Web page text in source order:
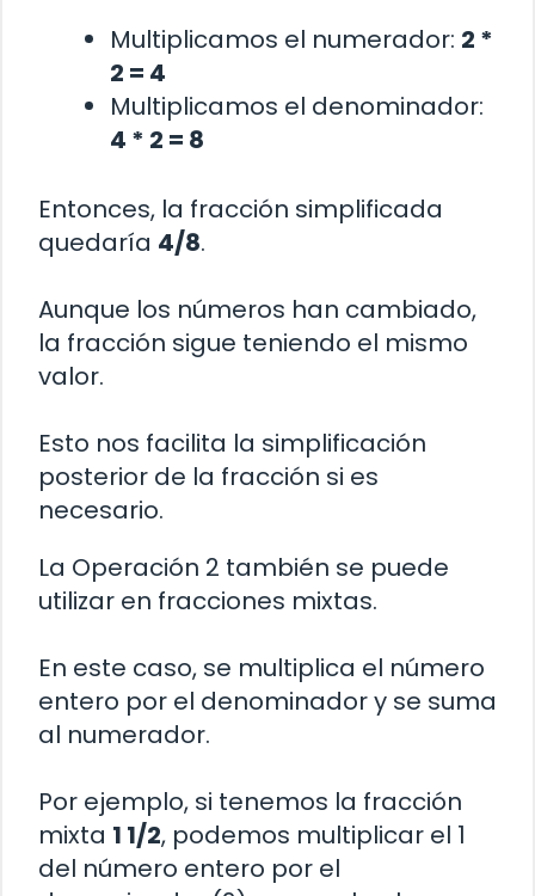
Multiplicamos el numerador: 2 *
2 = 4
Multiplicamos el denominador:
4 * 2 = 8
Entonces, la fracción simplificada
quedaría 4/8.
Aunque los números han cambiado,
la fracción sigue teniendo el mismo
valor.
Esto nos facilita la simplificación
posterior de la fracción si es
necesario.
La Operación 2 también se puede
utilizar en fracciones mixtas.
En este caso, se multiplica el número
entero por el denominador y se suma
al numerador.
Por ejemplo, si tenemos la fracción
mixta 1 1/2, podemos multiplicar el 1
del número entero por el